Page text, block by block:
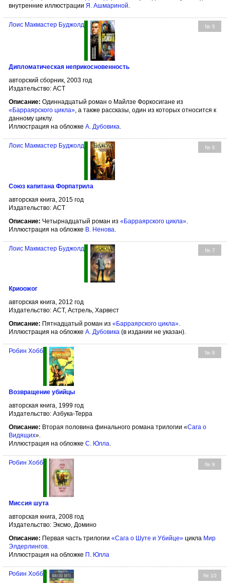
внутренние иллюстрации Я. Ашмариной.
№ 5
Лоис Макмастер Буджолд
Дипломатическая неприкосновенность
авторский сборник, 2003 год
Издательство: АСТ
Описание: Одиннадцатый роман о Майлзе Форкосигане из
«Барраярского цикла» , а также рассказы, один из которых относится к
данному циклу.
Иллюстрация на обложке А. Дубовика
№ 6
Лоис Макмастер Буджолд
Союз капитана Форпатрила
авторская книга, 2015 год
Издательство: АСТ
Описание: Четырнадцатый роман из «Барраярского цикла».
Иллюстрация на обложке В. Ненова.
№ 7
Лоис Макмастер Буджолд
Криоожог
авторская книга, 2012 год
Издательство: АСТ, Астрель, Харвест
Описание: Пятнадцатый роман из «Барраярского цикла»
Иллюстрация на обложке А. Дубовика (в издании не указан).
№ 8
Робин Хобб
Возвращение убийцы
авторская книга, 1999 год
Издательство: Азбука-Терра
Описание: Вторая половина финального романа трилогии «Сага о
Видящих».
Иллюстрация на обложке С. Юлла.
№ 9
Робин Хобб
Миссия шута
авторская книга, 2008 год
Издательство: Эксмо, Домино
Описание: Первая часть трилогии «Сага о Шуте и Убийце» цикла Мир
Элдерлингов
Иллюстрация на обложке П. Юлла
№ 10
Робин Хобб